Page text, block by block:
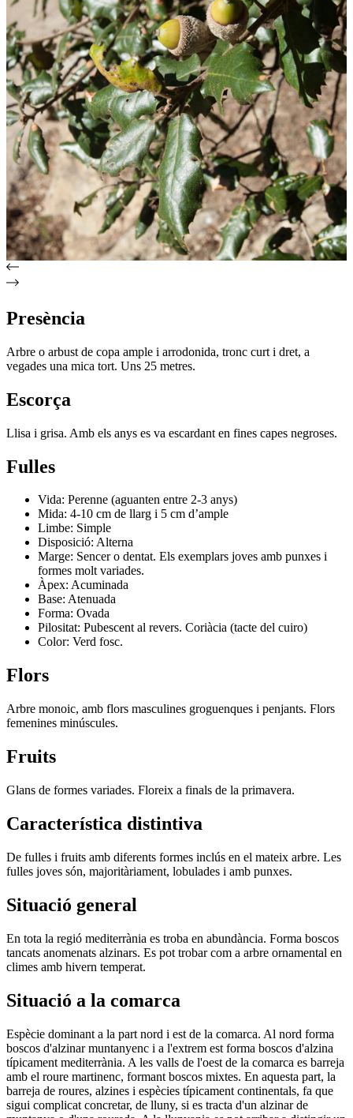
Presència
Arbre o arbust de copa ample i arrodonida, tronc curt i dret, a
vegades una mica tort. Uns 25 metres.
Escorça
Llisa i grisa. Amb els anys es va escardant en fines capes negroses.
Fulles
Vida: Perenne (aguanten entre 2-3 anys)
Mida: 4-10 cm de llarg i 5 cm d’ample
Limbe: Simple
Disposició: Alterna
Marge: Sencer o dentat. Els exemplars joves amb punxes i
formes molt variades.
Àpex: Acuminada
Base: Atenuada
Forma: Ovada
Pilositat: Pubescent al revers. Coriàcia (tacte del cuiro)
Color: Verd fosc.
Flors
Arbre monoic, amb flors masculines groguenques i penjants. Flors
femenines minúscules.
Fruits
Glans de formes variades. Floreix a finals de la primavera.
Característica distintiva
De fulles i fruits amb diferents formes inclús en el mateix arbre. Les
fulles joves són, majoritàriament, lobulades i amb punxes.
Situació general
En tota la regió mediterrània es troba en abundància. Forma boscos
tancats anomenats alzinars. Es pot trobar com a arbre ornamental en
climes amb hivern temperat.
Situació a la comarca
Espècie dominant a la part nord i est de la comarca. Al nord forma
boscos d'alzinar muntanyenc i a l'extrem est forma boscos d'alzina
típicament mediterrània. A les valls de l'oest de la comarca es barreja
amb el roure martinenc, formant boscos mixtes. En aquesta part, la
barreja de roures, alzines i espècies típicament continentals, fa que
sigui complicat concretar, de lluny, si es tracta d'un alzinar de